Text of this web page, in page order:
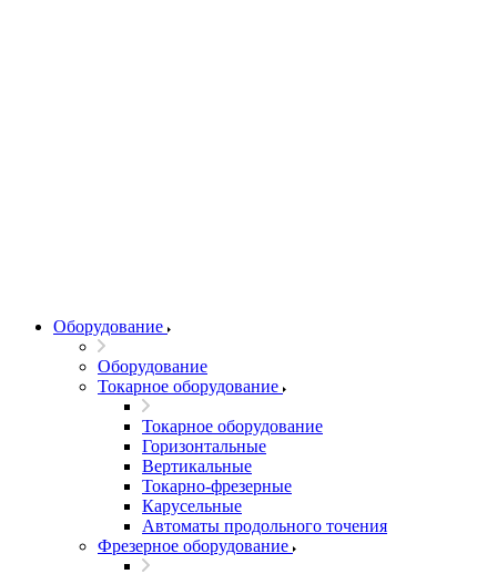
Оборудование
Оборудование
Токарное оборудование
Токарное оборудование
Горизонтальные
Вертикальные
Токарно-фрезерные
Карусельные
Автоматы продольного точения
Фрезерное оборудование